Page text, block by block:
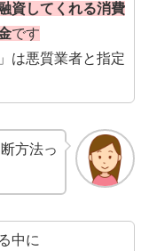
資してくれる消費
です
は悪質業者と指定
方法っ
中に